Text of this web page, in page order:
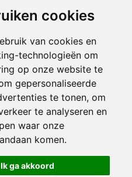
cookies
van cookies en
technologieën om
op onze website te
gepersonaliseerde
te tonen, om
te analyseren en
waar onze
komen.
Ik ga akkoord
en 13.30 - 17.00
en 13.30 - 17.00
gesloten
gesloten